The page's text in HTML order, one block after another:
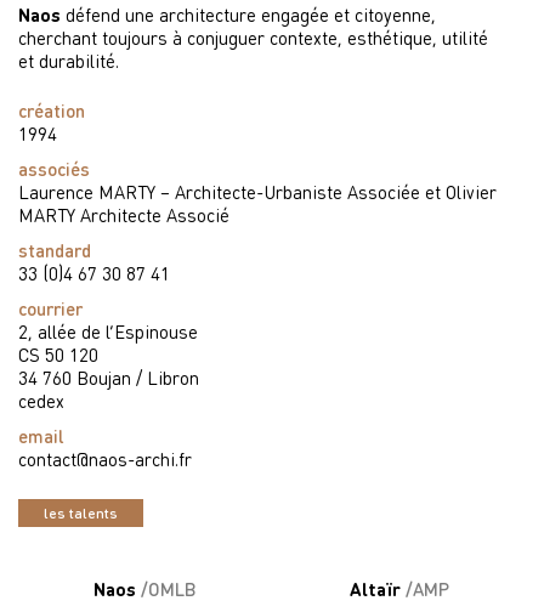
Naos défend une architecture engagée et citoyenne,
cherchant toujours à conjuguer contexte, esthétique, utilité
et durabilité.
création
1994
associés
Laurence MARTY – Architecte-Urbaniste Associée et Olivier
MARTY Architecte Associé
standard
33 (0)4 67 30 87 41
courrier
2, allée de l’Espinouse
CS 50 120
34 760 Boujan / Libron
cedex
email
contact@naos-archi.fr
les talents
Naos /OMLB Altaïr/AMP